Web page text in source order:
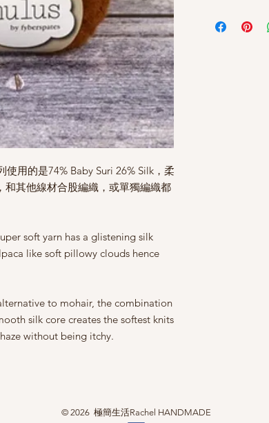
用的是74% Baby Suri 26% Silk，柔
其他線材合股編織，或單獨編織都
soft yarn has a glistening silk
like soft pillowy clouds hence
to mohair, the combination
silk core creates the softest knits
without being itchy.
3mm needles
細斟酌，若不確
© 2026 極簡生活Rachel HANDMADE